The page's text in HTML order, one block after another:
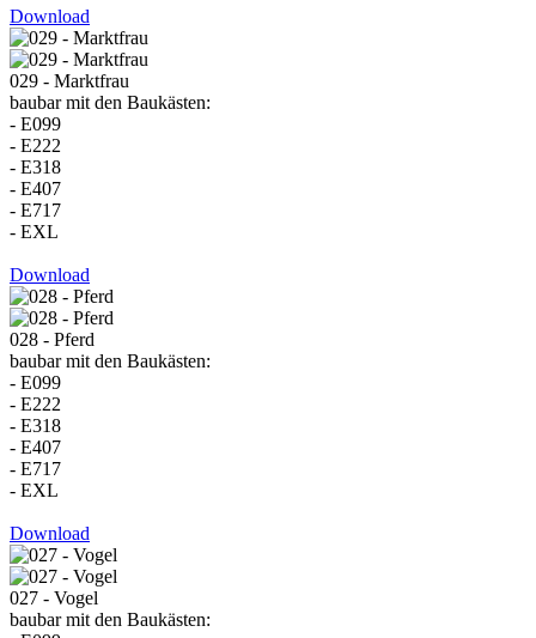
Download
029 - Marktfrau
baubar mit den Baukästen:
- E099
- E222
- E318
- E407
- E717
- EXL
Download
028 - Pferd
baubar mit den Baukästen:
- E099
- E222
- E318
- E407
- E717
- EXL
Download
027 - Vogel
baubar mit den Baukästen: